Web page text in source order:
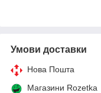
Умови доставки
Нова Пошта
Магазини Rozetka